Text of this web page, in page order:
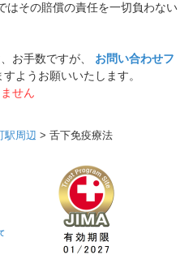
はその賠償の責任を一切負わない
お手数ですが、 お問い合わせフ
ようお願いいたします。
せん
駅周辺 > 舌下免疫療法